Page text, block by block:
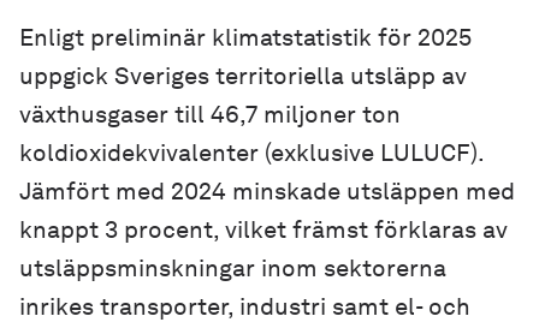
Enligt preliminär klimat­statistik för 2025
uppgick Sveriges territoriella utsläpp av
växthusgaser till 46,7 miljoner ton
koldioxidekvivalenter (exklusive LULUCF).
Jämfört med 2024 minskade utsläppen med
knappt 3 procent, vilket främst förklaras av
utsläppsminskningar inom sektorerna
inrikes transporter, industri samt el- och